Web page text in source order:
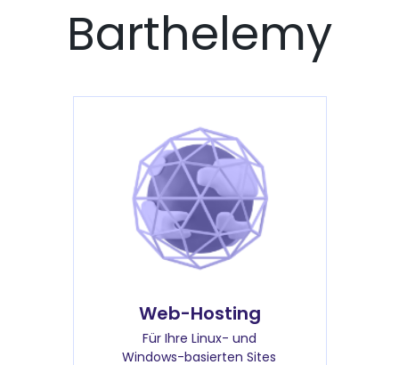
Barthelemy
Web-Hosting
Für Ihre Linux- und
Windows-basierten Sites